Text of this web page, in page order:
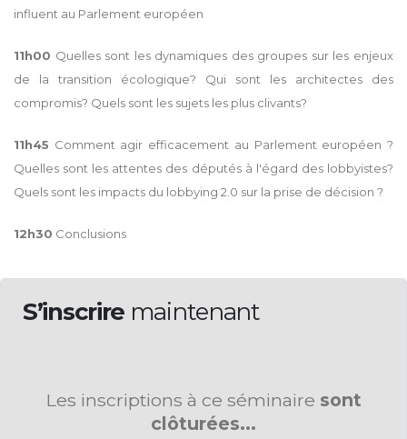
influent au Parlement européen
11h00 Quelles sont les dynamiques des groupes sur les enjeux
de la transition écologique? Qui sont les architectes des
compromis? Quels sont les sujets les plus clivants?
11h45 Comment agir efficacement au Parlement européen ?
Quelles sont les attentes des députés à l'égard des lobbyistes?
Quels sont les impacts du lobbying 2.0 sur la prise de décision ?
12h30 Conclusions
S’inscrire maintenant
Les inscriptions à ce séminaire sont
clôturées...